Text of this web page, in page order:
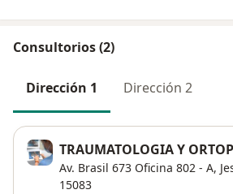
Consultorios (2)
Dirección 1 Dirección 2
TRAUMATOLOGIA Y
Av. Brasil 673 Oficina 802 - A,
15083